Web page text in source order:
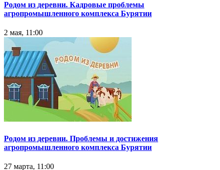
Родом из деревни. Кадровые проблемы
агропромышленного комплекса Бурятии
2 мая, 11:00
Родом из деревни. Проблемы и достижения
агропромышленного комплекса Бурятии
27 марта, 11:00